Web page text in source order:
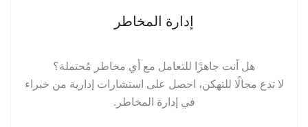
إدارة المخاطر
هل أنت جاهزًا للتعامل مع أي مخاطر مُحتملة؟
لا تدع مجالًا للتهكن، احصل على استشارات إدارية من خبراء
في إدارة المخاطر.